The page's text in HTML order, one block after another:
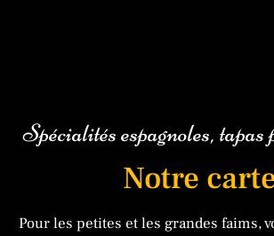
Spécialités espagnoles, tapas
Notre
Pour les petites et les grandes faims,